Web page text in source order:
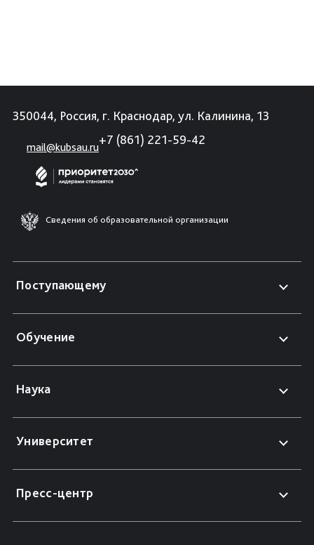
350044, Россия, г. Краснодар, ул. Калинина, 13
mail@kubsau.ru
+7 (861) 221-59-42
Сведения об образовательной организации
Поступающему
Обучение
Наука
Университет
Пресс-центр